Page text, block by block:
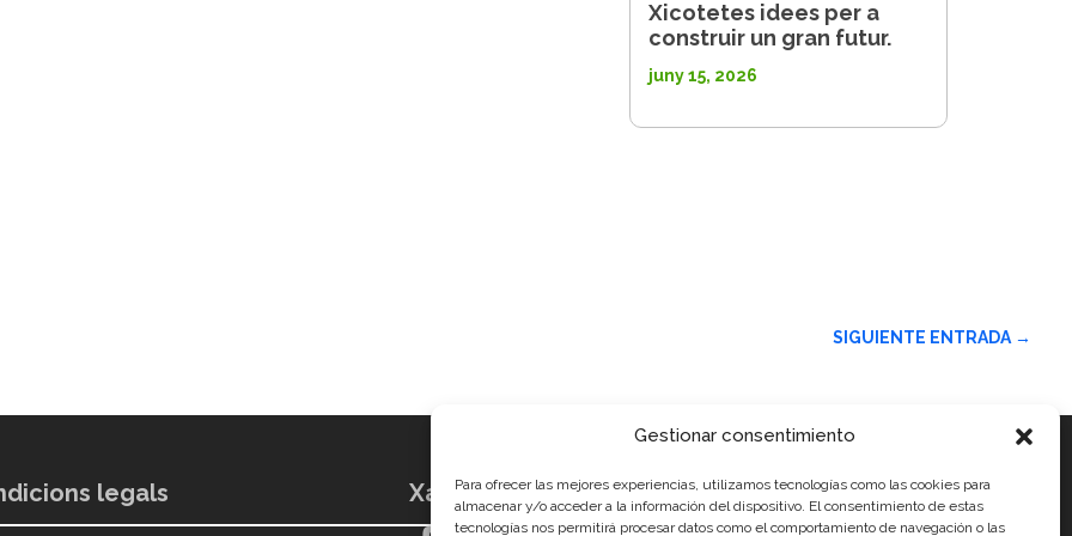
Gestionar consentimiento
Para ofrecer las mejores experiencias, utilizamos tecnologías como las cookies para
almacenar y/o acceder a la información del dispositivo. El consentimiento de estas
tecnologías nos permitirá procesar datos como el comportamiento de navegación o las
Xicotetes idees per a
construir un gran futur.
juny 15, 2026
SIGUIENTE ENTRADA →
legals Xarxes socials